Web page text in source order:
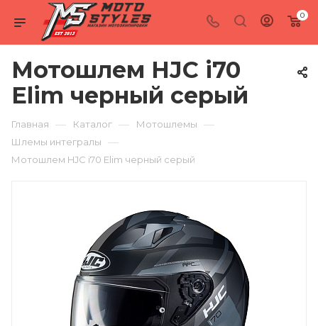
0
Мотошлем HJC i70
Elim черный серый
Главная — Каталог — Мотошлемы —
Шлемы интегралы —
Мотошлем HJC i70 Elim черный серый